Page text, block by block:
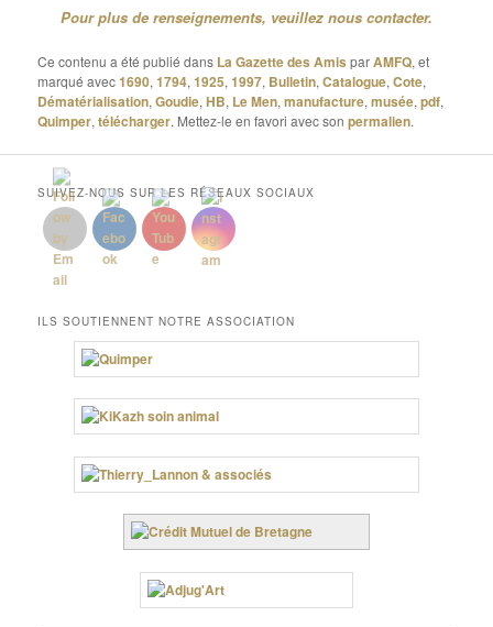
Pour plus de renseignements, veuillez nous contacter.
Ce contenu a été publié dans La Gazette des Amis parAMFQ, et
marqué avec1690,1794,1925,1997, Bulletin,Catalogue,Cote,
Dématérialisation,Goudie,HB, Le Men,manufacture,musée,pdf,
Quimper,télécharger. Mettez-le en favori avec sonpermalien.
SUIVEZ-NOUS SUR LES RÉSEAUX SOCIAUX
ILS SOUTIENNENT NOTRE ASSOCIATION